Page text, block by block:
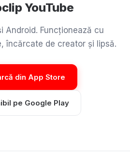
YouTube
Android. Funcționează cu
încărcate de creator și lipsă.
din App Store
pe Google Play